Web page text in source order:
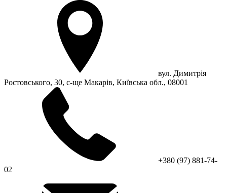
вул. Димитрія
Ростовського, 30, с-ще Макарів, Київська обл., 08001
+380 (97) 881-74-
02